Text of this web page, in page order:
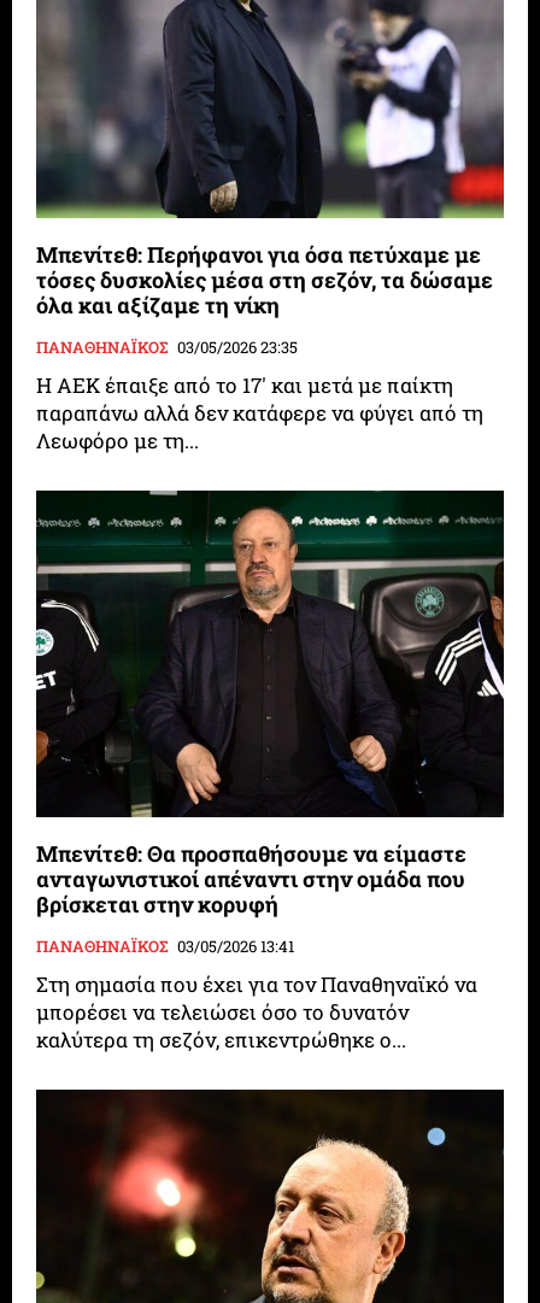
Μπενίτεθ: Περήφανοι για όσα πετύχαμε με
τόσες δυσκολίες μέσα στη σεζόν, τα δώσαμε
όλα και αξίζαμε τη νίκη
ΠΑΝΑΘΗΝΑΪΚΟΣ 03/05/2026 23:35
Η ΑΕΚ έπαιξε από το 17′ και μετά με παίκτη
παραπάνω αλλά δεν κατάφερε να φύγει από τη
Λεωφόρο με τη...
Μπενίτεθ: Θα προσπαθήσουμε να είμαστε
ανταγωνιστικοί απέναντι στην ομάδα που
βρίσκεται στην κορυφή
ΠΑΝΑΘΗΝΑΪΚΟΣ 03/05/2026 13:41
Στη σημασία που έχει για τον Παναθηναϊκό να
μπορέσει να τελειώσει όσο το δυνατόν
καλύτερα τη σεζόν, επικεντρώθηκε ο...